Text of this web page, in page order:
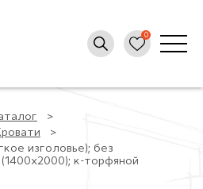
изголовье); без
к-торфяной